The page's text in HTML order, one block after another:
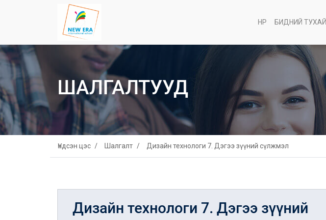
НҮҮР БИДНИЙ ТУХАЙ
ШАЛГАЛТУУД
Үндсэн цэс Шалгалт Дизайн технологи 7. Дэгээ зүүний сүлжмэл
Дизайн технологи 7. Дэгээ зүүний